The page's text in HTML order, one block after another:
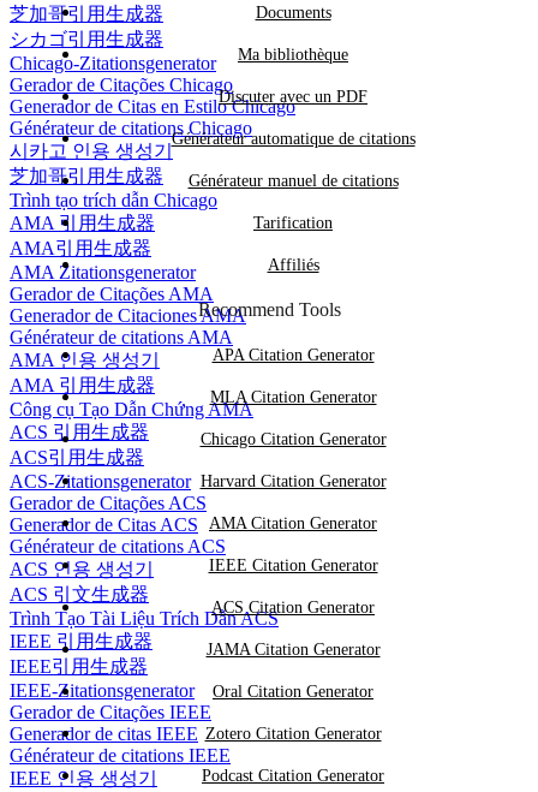
芝加哥引用生成器
シカゴ引用生成器
Chicago-Zitationsgenerator
Gerador de Citações Chicago
Generador de Citas en Estilo Chicago
Générateur de citations Chicago
시카고 인용 생성기
芝加哥引用生成器
Trình tạo trích dẫn Chicago
AMA 引用生成器
AMA引用生成器
AMA Zitationsgenerator
Gerador de Citações AMA
Generador de Citaciones AMA
Générateur de citations AMA
AMA 인용 생성기
AMA 引用生成器
Công cụ Tạo Dẫn Chứng AMA
ACS 引用生成器
ACS引用生成器
ACS-Zitationsgenerator
Gerador de Citações ACS
Generador de Citas ACS
Générateur de citations ACS
ACS 인용 생성기
ACS 引文生成器
Trình Tạo Tài Liệu Trích Dẫn ACS
IEEE 引用生成器
IEEE引用生成器
IEEE-Zitationsgenerator
Gerador de Citações IEEE
Generador de citas IEEE
Générateur de citations IEEE
IEEE 인용 생성기
Documents
Ma bibliothèque
Discuter avec un PDF
Générateur automatique de citations
Générateur manuel de citations
Tarification
Affiliés
Recommend Tools
APA Citation Generator
MLA Citation Generator
Chicago Citation Generator
Harvard Citation Generator
AMA Citation Generator
IEEE Citation Generator
ACS Citation Generator
JAMA Citation Generator
Oral Citation Generator
Zotero Citation Generator
Podcast Citation Generator